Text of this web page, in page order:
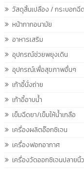
วัสดุสิ้นเปลือง / กระบอกฉี
หน้ากากอนามัย
อาหารเสริม
อุปกรณ์ช่วยพยุงเดิน
อุปกรณ์เพื่อสุขภาพอื่นๆ
เก้าอี้นั่งถ่าย
เก้าอี้อาบน้ำ
เข็มฉีดยา/เข็มให้น้ำเกลือ
เครื่องผลิตอ๊อกซิเจน
เครื่องฟอกอากาศ
เครื่องวัดออกซิเจนปลายนิ้ว